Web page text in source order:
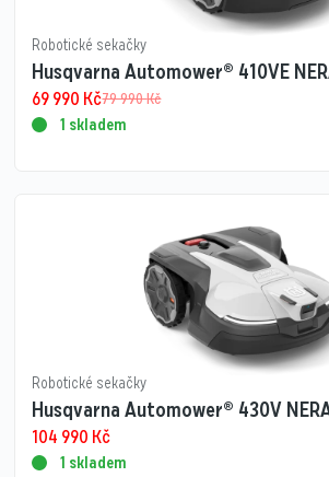
Robotické sekačky
Husqvarna Automower® 410VE
79 990Kč
69 990 Kč
1 skladem
Robotické sekačky
Husqvarna Automower® 430V
104 990 Kč
1 skladem